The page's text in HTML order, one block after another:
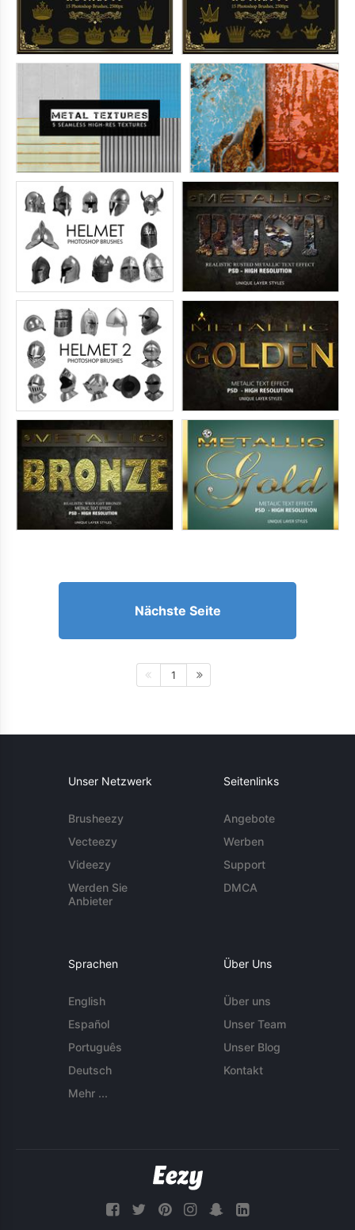
Nächste Seite
1
Unser Netzwerk
Brusheezy
Vecteezy
Videezy
Werden Sie
Anbieter
Seitenlinks
Angebote
Werben
Support
DMCA
Sprachen
English
Español
Português
Deutsch
Mehr ...
Über Uns
Über uns
Unser Team
Unser Blog
Kontakt